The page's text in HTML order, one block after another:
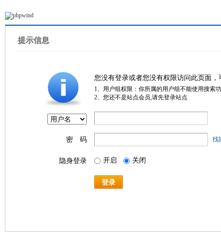
提示信息
您没有登录或者您没有权限访问此页面
1、用户组权限：你所属的用户组不能使用搜索
2、您还不是站点会员,请先登录站点
密 码 找
隐身登录 开启 关闭
登录